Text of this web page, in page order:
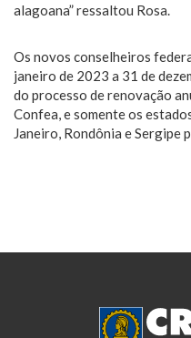
alagoana” ressaltou Rosa.
Os novos conselheiros
janeiro de 2023 a 31 de
do processo de renovação
Confea, e somente os
Janeiro, Rondônia e